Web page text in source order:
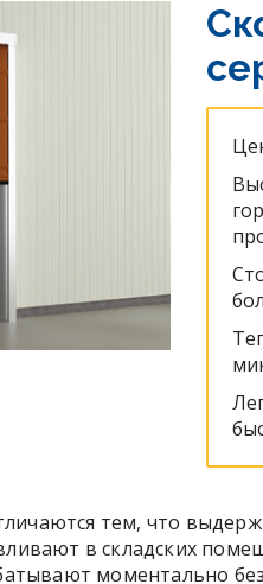
тем, что
в складских
моментально